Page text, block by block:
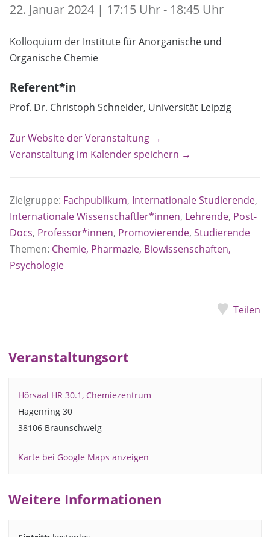
22. Januar 2024 | 17:15 Uhr - 18:45 Uhr
Kolloquium der Institute für Anorganische und
Organische Chemie
Referent*in
Prof. Dr. Christoph Schneider, Universität Leipzig
Zur Website der Veranstaltung →
Veranstaltung im Kalender speichern →
Zielgruppe: Fachpublikum, Internationale Studierende,
Internationale Wissenschaftler*innen, Lehrende, Post-
Docs, Professor*innen, Promovierende, Studierende
Themen: Chemie, Pharmazie, Biowissenschaften,
Psychologie
Teilen
Veranstaltungsort
Hörsaal HR 30.1, Chemiezentrum
Hagenring 30
38106 Braunschweig
Karte bei Google Maps anzeigen
Weitere Informationen